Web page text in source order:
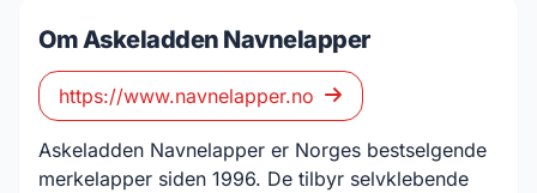
Om Askeladden Navnelapper
https://www.navnelapper.no
Askeladden Navnelapper er Norges bestselgende
merkelapper siden 1996. De tilbyr selvklebende